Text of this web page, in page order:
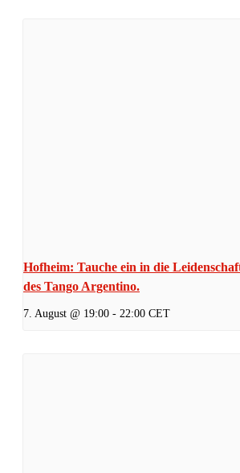
Hofheim: Tauche ein in die
des Tango Argentino.
7. August @ 19:00 - 22:00 CET